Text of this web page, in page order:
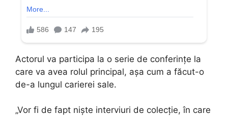
Actorul va participa la o serie de conferințe la
care va avea rolul principal, așa cum a făcut-o
de-a lungul carierei sale.
„Vor fi de fapt niște interviuri de colecție, în care